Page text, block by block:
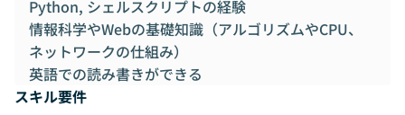
Python, シェルスクリプトの経験
情報科学やWebの基礎知識（アルゴリズムやCPU、
ネットワークの仕組み）
英語での読み書きができる
スキル要件